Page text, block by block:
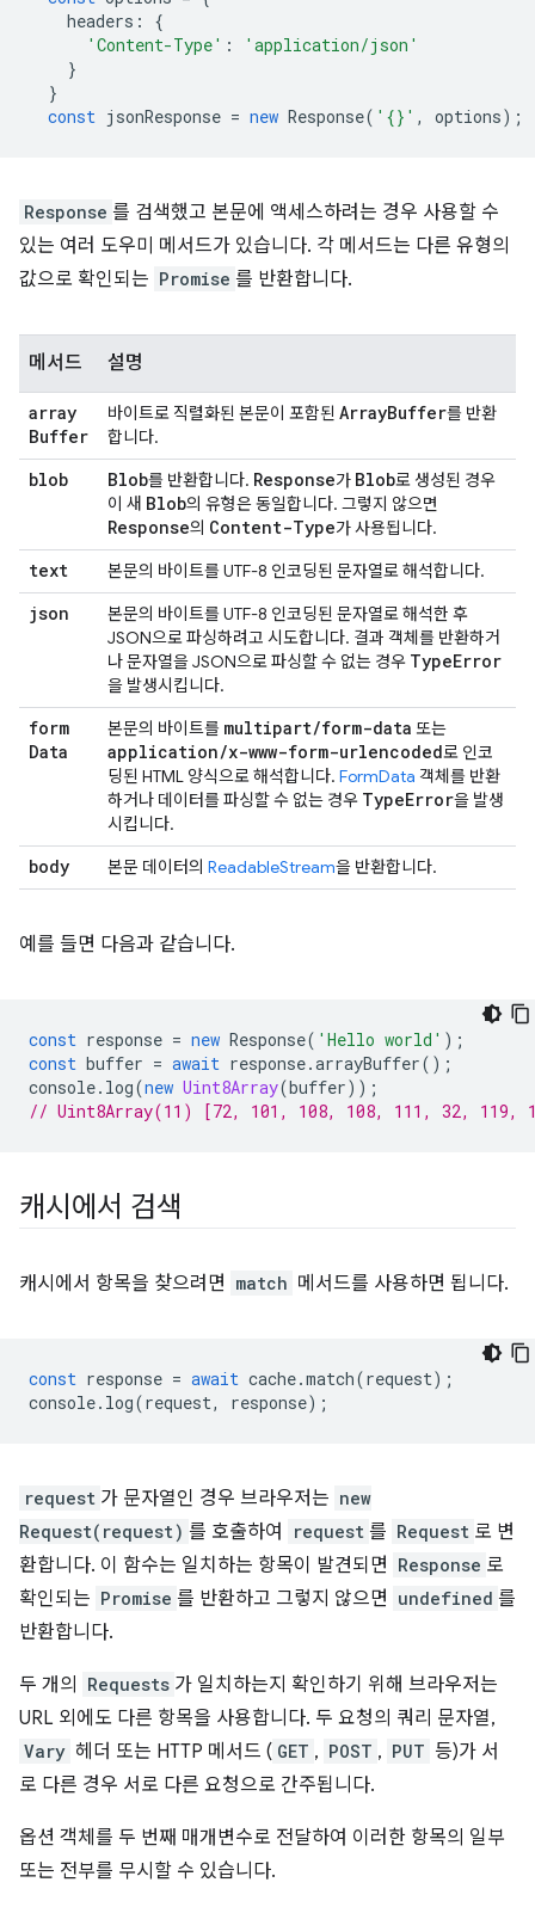
headers :
{
'Content-Type' :
'application/json'
}
}
const jsonResponse = new Response( '{}' , options);
Response 를 검색했고 본문에 액세스하려는 경우 사용할 수
있는 여러 도우미 메서드가 있습니다. 각 메서드는 다른 유형의
값으로 확인되는 Promise 를 반환합니다.
메서드 설명
array
Buffer
바이트로 직렬화된 본문이 포함된 ArrayBuffer를 반환
합니다.
blob Blob를 반환합니다. Response가 Blob로 생성된 경우
이 새 Blob의 유형은 동일합니다. 그렇지 않으면
Response의 Content-Type가 사용됩니다.
text 본문의 바이트를 UTF-8 인코딩된 문자열로 해석합니다.
json
본문의 바이트를 UTF-8 인코딩된 문자열로 해석한 후
JSON으로 파싱하려고 시도합니다. 결과 객체를 반환하거
나 문자열을 JSON으로 파싱할 수 없는 경우 TypeError
을 발생시킵니다.
form
Data
본문의 바이트를 multipart/form-data 또는
application/x-www-form-urlencoded로 인코
딩된 HTML 양식으로 해석합니다. FormData 객체를 반환
하거나 데이터를 파싱할 수 없는 경우 TypeError을 발생
시킵니다.
body 본문 데이터의 ReadableStream을 반환합니다.
예를 들면 다음과 같습니다.
const response = new Response( 'Hello world' );
const buffer = await response.arrayBuffer();
console. log(new Uint8Array(buffer));
// Uint8Array(11) [72, 101, 108, 108, 111, 32, 119,
캐시에서 검색
캐시에서 항목을 찾으려면 match 메서드를 사용하면 됩니다.
const response = await cache.match(request);
console. log(request, response);
request 가 문자열인 경우 브라우저는 new
Request(request) 를 호출하여 request 를 Request 로 변
환합니다. 이 함수는 일치하는 항목이 발견되면 Response 로
확인되는 Promise 를 반환하고 그렇지 않으면 undefined 를
반환합니다.
두 개의 Requests 가 일치하는지 확인하기 위해 브라우저는
URL 외에도 다른 항목을 사용합니다. 두 요청의 쿼리 문자열,
Vary 헤더 또는 HTTP 메서드 ( GET , POST , PUT 등)가 서
로 다른 경우 서로 다른 요청으로 간주됩니다.
옵션 객체를 두 번째 매개변수로 전달하여 이러한 항목의 일부
또는 전부를 무시할 수 있습니다.